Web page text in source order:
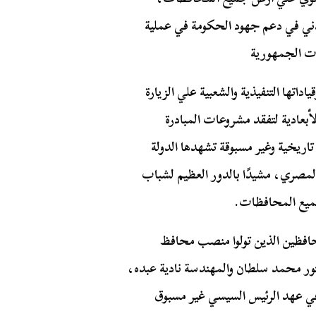
في دعم جهود الحكومة في عملية
الجمهورية
التنفيذية والشعبية علي الزيارة
لتفقد مشروعات المبادرة
وغير مسبوقة تشهدها الدولة
الريف المصري، مشيدًا بالدور العظيم لشباب
المحافظات.
الذين تولوا منصب محافظ
محمد سلطان والمهندسة نادية عبده،
عهد الرئيس السيسي غير مسبوق